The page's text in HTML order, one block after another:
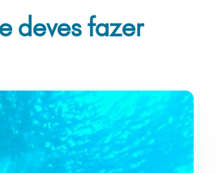
deves fazer